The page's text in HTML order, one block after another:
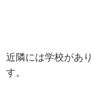
近隣には学校があ
す。